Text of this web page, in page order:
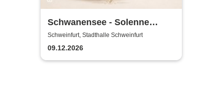
Schwanensee - Solenne
Ballet Classique
Schweinfurt, Stadthalle Schweinfurt
09.12.2026